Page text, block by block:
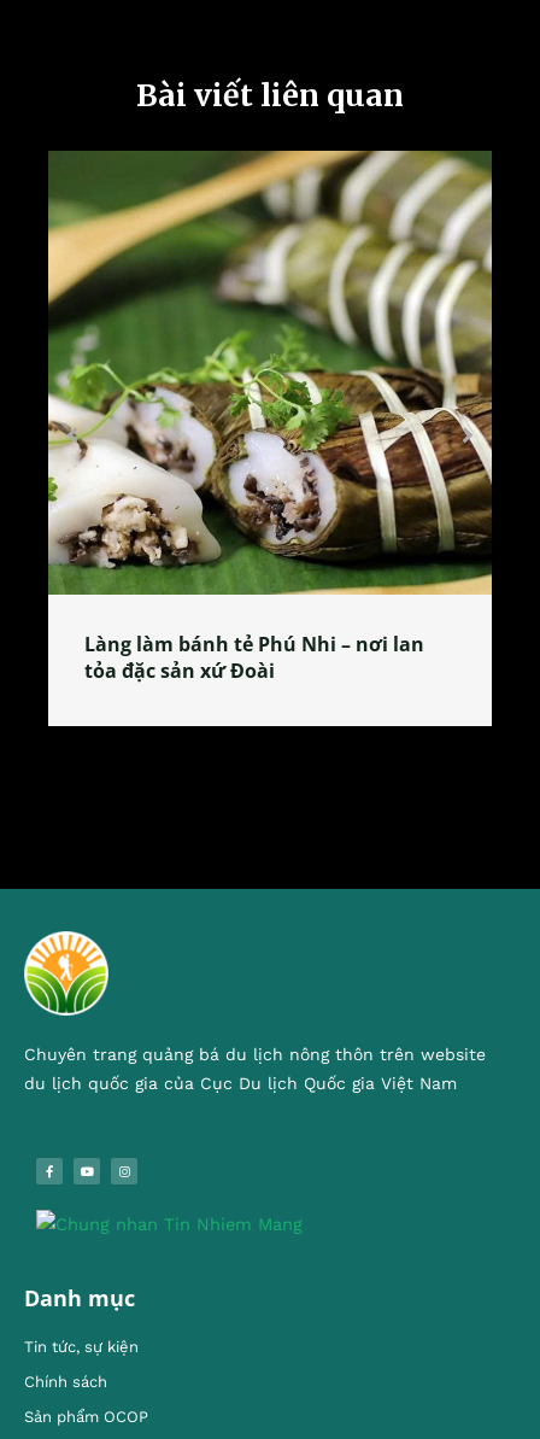
Bài viết liên quan
Làng làm bánh tẻ Phú Nhi – nơi lan
tỏa đặc sản xứ Đoài
Chuyên trang quảng bá du lịch nông thôn trên website
du lịch quốc gia của Cục Du lịch Quốc gia Việt Nam
Danh mục
Tin tức, sự kiện
Chính sách
Sản phẩm OCOP